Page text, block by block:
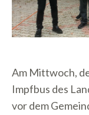
Am Mittwoch,
Impfbus des
vor dem